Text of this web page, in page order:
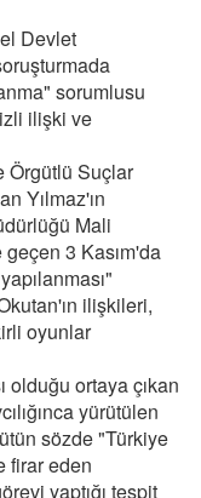
Devlet
sorumlusu
ilişki ve
Örgütlü Suçlar
Yılmaz'ın
Mali
3 Kasım'da
ilişkileri,
oyunlar
olduğu ortaya çıkan
yürütülen
sözde "Türkiye
firar eden
yaptığı tespit